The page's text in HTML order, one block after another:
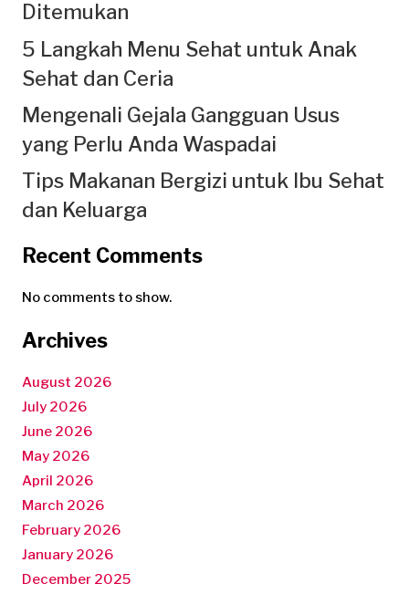
Ditemukan
5 Langkah Menu Sehat untuk Anak
Sehat dan Ceria
Mengenali Gejala Gangguan Usus
yang Perlu Anda Waspadai
Tips Makanan Bergizi untuk Ibu Sehat
dan Keluarga
Recent Comments
No comments to show.
Archives
August 2026
July 2026
June 2026
May 2026
April 2026
March 2026
February 2026
January 2026
December 2025